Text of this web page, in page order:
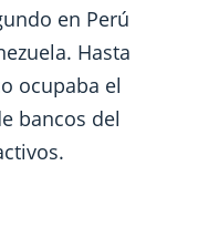
en Perú
Hasta
ocupaba el
bancos del